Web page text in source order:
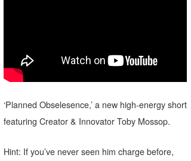
‘Planned Obselesence,’ a new high-energy short
featuring Creator & Innovator Toby Mossop.
Hint: If you’ve never seen him charge before,
mitsuteru Kamio
Yasunari Inoue
Yoshiyuki Obata
SURFMEDIA
Colors MAGAZINE
WAVAL
波伝説アンバサダー/プロライダー
福島寿実子
中浦“JET”章
波伝説スタッフ
☆加藤
波伝説